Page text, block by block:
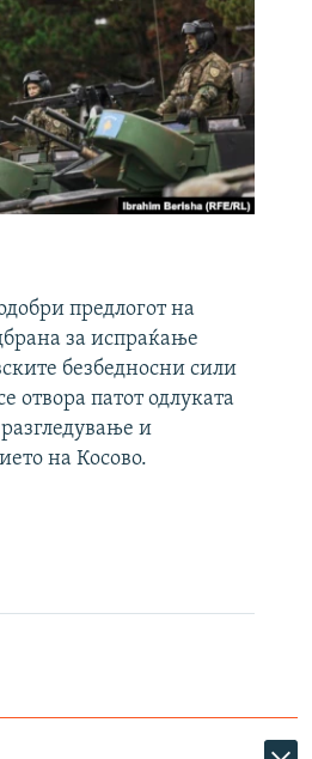
предлогот на
за испраќање
безбедносни сили
отвора патот одлуката
и
на Косово.